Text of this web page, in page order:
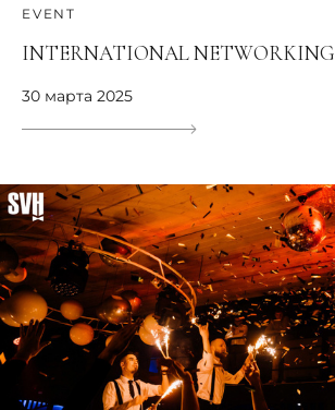
EVENT
INTERNATIONAL NETWORKING
30 марта 2025